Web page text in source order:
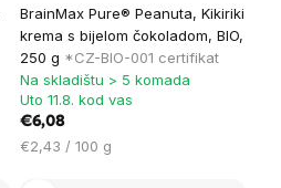
BrainMax Pure® Peanuta, Kikiriki
krema s bijelom čokoladom, BIO,
250 g *CZ-BIO-001 certifikat
Na skladištu > 5 komada
Uto 11.8. kod vas
€6,08
Cijena
€2,43 / 100 g